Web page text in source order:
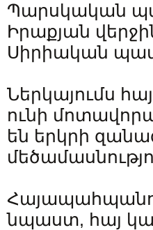
Պարսկական
Իրաքյան
Սիրիական
Ներկայումս
ունի
են երկրի
նպաստ, հայ